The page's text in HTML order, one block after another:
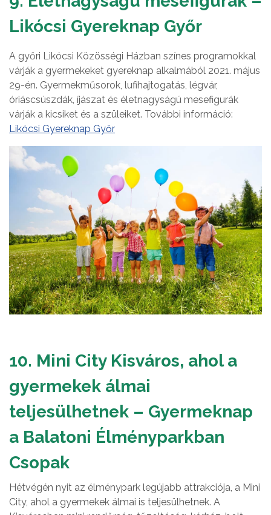
Likócsi Gyereknap Győr
A győri Likócsi Közösségi Házban színes programokkal
várják a gyermekeket gyereknap alkalmából 2021. május
29-én. Gyermekműsorok, lufihajtogatás, légvár,
óriáscsúszdák, íjászat és életnagyságú mesefigurák
várják a kicsiket és a szüleiket. További információ:
Likócsi Gyereknap Győr
10. Mini City Kisváros, ahol a
gyermekek álmai
teljesülhetnek – Gyermeknap
a Balatoni Élményparkban
Csopak
Hétvégén nyit az élménypark legújabb attrakciója, a Mini
City, ahol a gyermekek álmai is teljesülhetnek. A